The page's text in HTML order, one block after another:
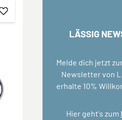
LÄSSIG
Melde dich jetzt
Newsletter von
erhalte 10%
Hier geht's zum